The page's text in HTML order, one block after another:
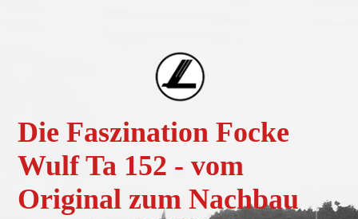
Die Faszination Focke
Wulf Ta 152 - vom
Original zum Nachbau